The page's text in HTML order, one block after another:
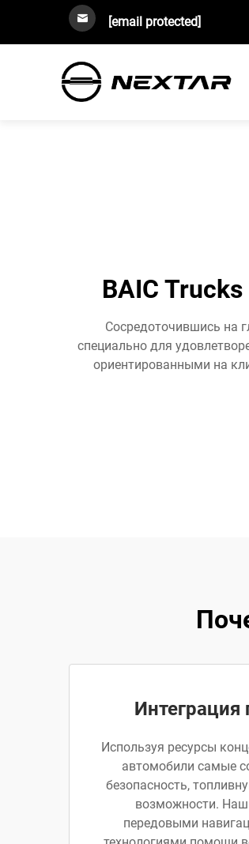
[email protected]
BAIC
Сосредоточившись на
специально для
ориентированными на
Интеграция
Используя ресурсы
автомобили самые
безопасность,
возможности.
передовыми